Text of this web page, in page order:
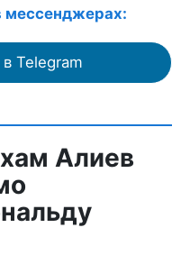
мессенджерах:
Telegram
Алиев